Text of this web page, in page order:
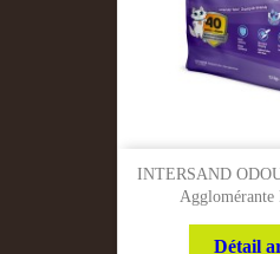
INTERSAND
Agglomérante
Détail